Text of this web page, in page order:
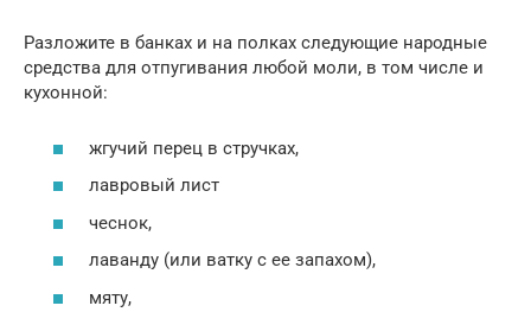
Разложите в банках и на полках следующие народные
средства для отпугивания любой моли, в том числе и
кухонной:
жгучий перец в стручках,
лавровый лист
чеснок,
лаванду (или ватку с ее запахом),
мяту,